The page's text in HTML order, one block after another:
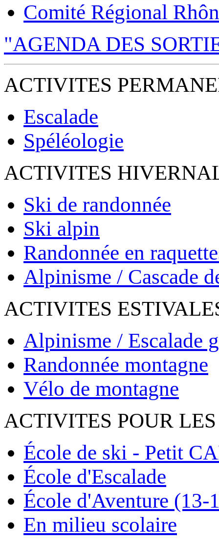
Comité Régional
"AGENDA DES
ACTIVITES
Escalade
Spéléologie
ACTIVITES
Ski de randonnée
Ski alpin
Randonnée en
Alpinisme / Cascade
ACTIVITES
Alpinisme / Escalade
Randonnée montagne
Vélo de montagne
ACTIVITES POUR
École de ski - Petit
École d'Escalade
École d'Aventure (13-
En milieu scolaire